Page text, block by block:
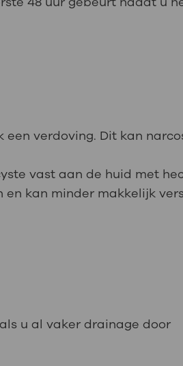
verdoving. Dit kan
vast aan de huid met
en kan minder makkelijk
u al vaker drainage door